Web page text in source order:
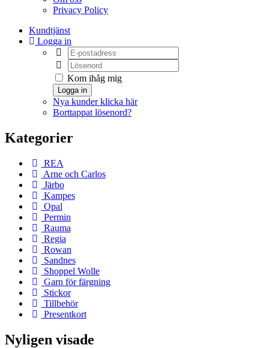
Privacy Policy
Kundtjänst
Logga in
Kom ihåg mig
Logga in
Nya kunder klicka här
Borttappat lösenord?
Kategorier
REA
Arne och Carlos
Järbo
Kampes
Opal
Permin
Rauma
Regia
Rowan
Sandnes
Shoppel Wolle
Garn för färgning
Stickor
Tillbehör
Presentkort
Nyligen visade